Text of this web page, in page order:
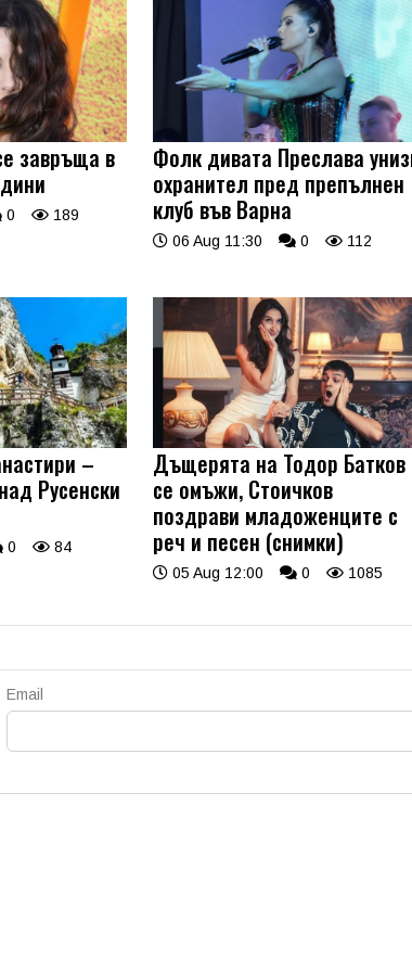
завръща в
0 189
Фолк дивата Преслава
охранител пред препълнен
клуб във Варна
06 Aug 11:30 0 112
–
Русенски
0 84
Дъщерята на Тодор Батков
се омъжи, Стоичков
поздрави младоженците с
реч и песен (снимки)
05 Aug 12:00 0 1085
Email